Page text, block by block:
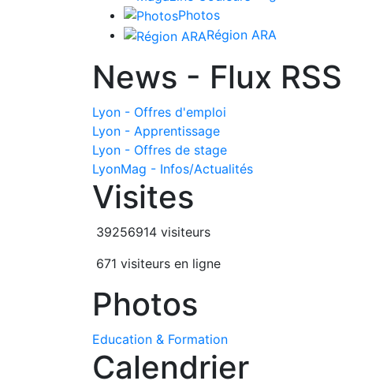
Photos
Région ARA
News - Flux RSS
Lyon - Offres d'emploi
Lyon - Apprentissage
Lyon - Offres de stage
LyonMag - Infos/Actualités
Visites
39256914 visiteurs
671 visiteurs en ligne
Photos
Education & Formation
Calendrier